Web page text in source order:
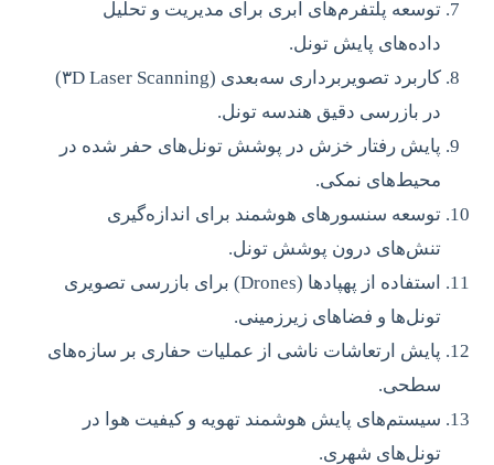
توسعه پلتفرم‌های ابری برای مدیریت و تحلیل
داده‌های پایش تونل.
کاربرد تصویربرداری سه‌بعدی (۳D Laser Scanning)
در بازرسی دقیق هندسه تونل.
پایش رفتار خزش در پوشش تونل‌های حفر شده در
محیط‌های نمکی.
توسعه سنسورهای هوشمند برای اندازه‌گیری
تنش‌های درون پوشش تونل.
استفاده از پهپادها (Drones) برای بازرسی تصویری
تونل‌ها و فضاهای زیرزمینی.
پایش ارتعاشات ناشی از عملیات حفاری بر سازه‌های
سطحی.
سیستم‌های پایش هوشمند تهویه و کیفیت هوا در
تونل‌های شهری.